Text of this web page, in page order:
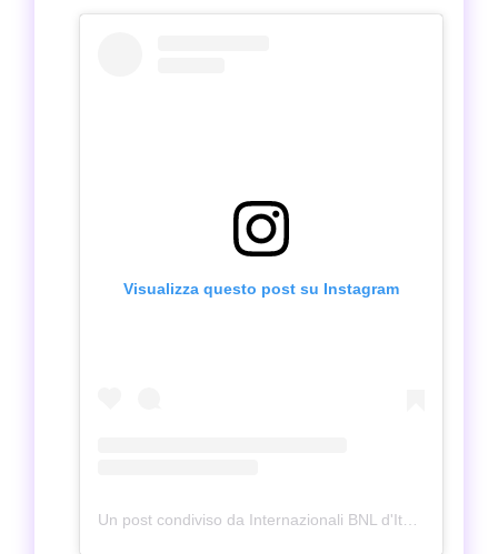
Visualizza questo post su Instagram
Un post condiviso da Internazionali BNL d'Italia (@internazionalibnlditalia)